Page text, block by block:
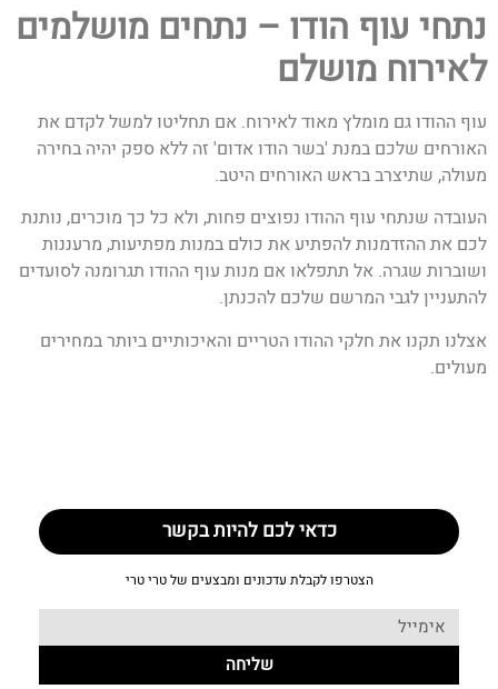
נתחי עוף הודו – נתחים מושלמים
לאירוח מושלם
עוף ההודו גם מומלץ מאוד לאירוח. אם תחליטו למשל לקדם את
האורחים שלכם במנת 'בשר הודו אדום' זה ללא ספק יהיה בחירה
מעולה, שתיצרב בראש האורחים היטב.
העובדה שנתחי עוף ההודו נפוצים פחות, ולא כל כך מוכרים, נותנת
לכם את ההזדמנות להפתיע את כולם במנות מפתיעות, מרעננות
ושוברות שגרה. אל תתפלאו אם מנות עוף ההודו תגרומנה לסועדים
להתעניין לגבי המרשם שלכם להכנתן.
אצלנו תקנו את חלקי ההודו הטריים והאיכותיים ביותר במחירים
מעולים.
כדאי לכם להיות בקשר
הצטרפו לקבלת עדכונים ומבצעים של טרי טרי
שליחה